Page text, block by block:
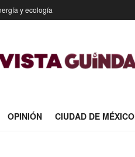
y ecología
OPINIÓN CIUDAD DE MÉXICO